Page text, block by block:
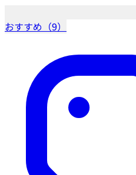
おすすめ（9）